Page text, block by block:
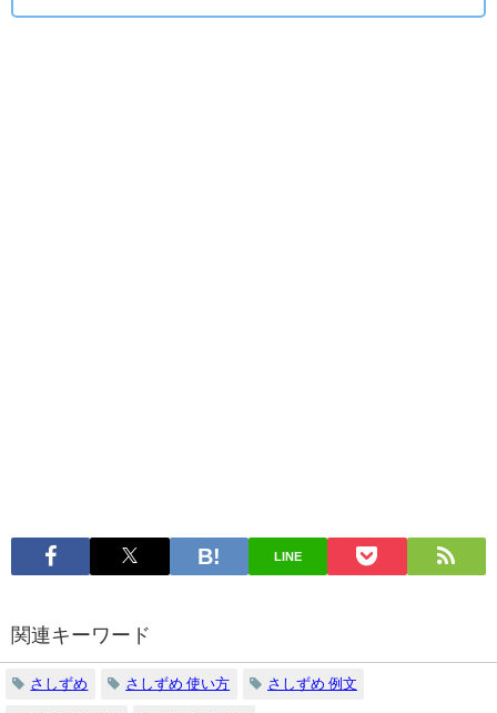
LINE
関連キーワード
さしずめ さしずめ 使い方 さしずめ 例文